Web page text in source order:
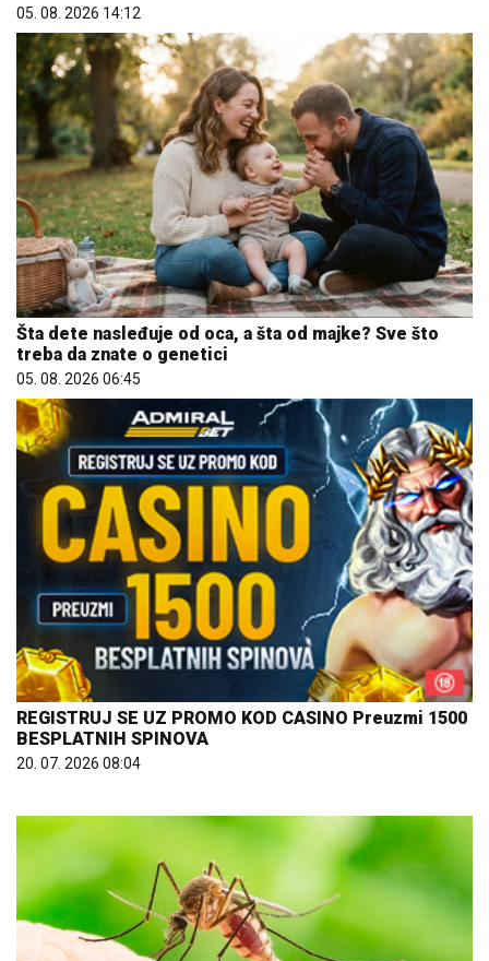
05. 08. 2026 14:12
Šta dete nasleđuje od oca, a šta od majke? Sve što
treba da znate o genetici
05. 08. 2026 06:45
REGISTRUJ SE UZ PROMO KOD CASINO Preuzmi 1500
BESPLATNIH SPINOVA
20. 07. 2026 08:04